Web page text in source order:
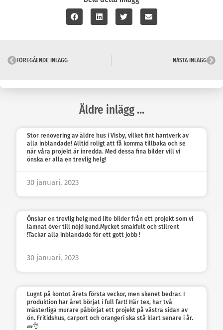
FÖREGÅENDE INLÄGG NÄSTA INLÄGG
Äldre inlägg ...
Stor renovering av äldre hus i Visby, vilket fint hantverk av
alla inblandade! Alltid roligt att få komma tillbaka och se
när våra projekt är inredda. Med dessa fina bilder vill vi
önska er alla en trevlig helg!
30 januari, 2023
Önskar en trevlig helg med lite bilder från ett projekt som vi
lämnat över till nöjd kund.Mycket smakfult och stilrent
!Tackar alla inblandade för ett gott jobb !
30 januari, 2023
Lugnt på kontot årets första veckor, men skenet bedrar. I
produktion har året börjat i full fart! Här tex, har två
mästerliga murare påbörjat ett projekt på västra sidan av
ön. Fritidshus, carport och orangeri ska stå klart senare i år.
🧱👌